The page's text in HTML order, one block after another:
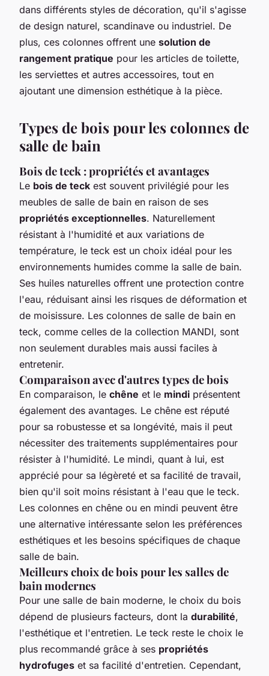
dans différents styles de décoration, qu'il s'agisse
de design naturel, scandinave ou industriel. De
plus, ces colonnes offrent une solution de
rangement pratique pour les articles de toilette,
les serviettes et autres accessoires, tout en
ajoutant une dimension esthétique à la pièce.
Types de bois pour les colonnes de
salle de bain
Bois de teck : propriétés et avantages
Le bois de teck est souvent privilégié pour les
meubles de salle de bain en raison de ses
propriétés exceptionnelles. Naturellement
résistant à l'humidité et aux variations de
température, le teck est un choix idéal pour les
environnements humides comme la salle de bain.
Ses huiles naturelles offrent une protection contre
l'eau, réduisant ainsi les risques de déformation et
de moisissure. Les colonnes de salle de bain en
teck, comme celles de la collection MANDI, sont
non seulement durables mais aussi faciles à
entretenir.
Comparaison avec d'autres types de bois
En comparaison, le chêne et le mindi présentent
également des avantages. Le chêne est réputé
pour sa robustesse et sa longévité, mais il peut
nécessiter des traitements supplémentaires pour
résister à l'humidité. Le mindi, quant à lui, est
apprécié pour sa légèreté et sa facilité de travail,
bien qu'il soit moins résistant à l'eau que le teck.
Les colonnes en chêne ou en mindi peuvent être
une alternative intéressante selon les préférences
esthétiques et les besoins spécifiques de chaque
salle de bain.
Meilleurs choix de bois pour les salles de
bain modernes
Pour une salle de bain moderne, le choix du bois
dépend de plusieurs facteurs, dont la durabilité,
l'esthétique et l'entretien. Le teck reste le choix le
plus recommandé grâce à ses propriétés
hydrofuges et sa facilité d'entretien. Cependant,